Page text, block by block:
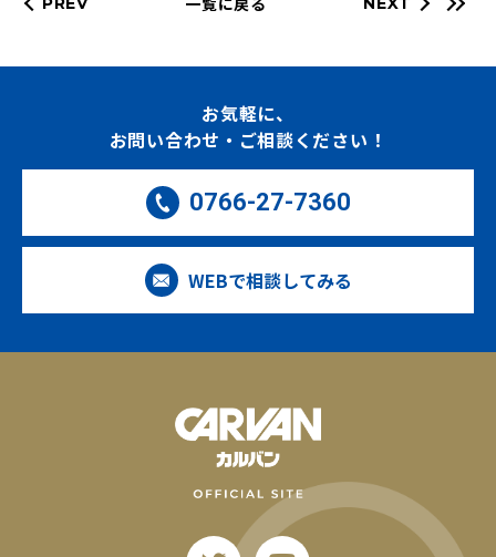
お気軽に、
お問い合わせ・ご相談ください！
0766-27-7360
WEBで相談してみる